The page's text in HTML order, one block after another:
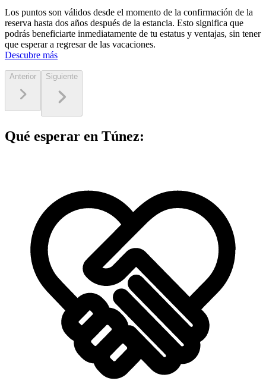
Los puntos son válidos desde el momento de la confirmación de la
reserva hasta dos años después de la estancia. Esto significa que
podrás beneficiarte inmediatamente de tu estatus y ventajas, sin tener
que esperar a regresar de las vacaciones.
Descubre más
Anterior Siguiente
Qué esperar en Túnez: